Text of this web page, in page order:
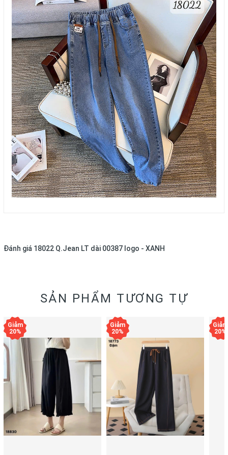
Đánh giá 18022 Q.Jean LT dài 00387 logo - XANH
SẢN PHẨM TƯƠNG TỰ